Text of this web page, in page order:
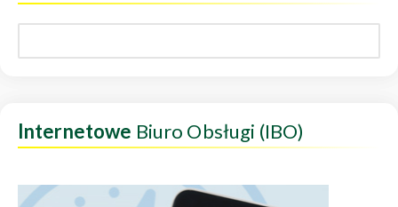
Internetowe Biuro Obsługi (IBO)